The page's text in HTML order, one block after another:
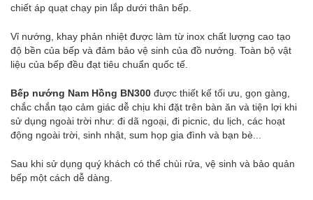
chiết áp quạt chạy pin lắp dưới thân bếp.
Vỉ nướng, khay phản nhiệt được làm từ inox chất lượng cao tạo
độ bền của bếp và đảm bảo vệ sinh của đồ nướng. Toàn bộ vật
liệu của bếp đều đạt tiêu chuẩn quốc tế.
Bếp nướng Nam Hồng BN300 được thiết kế tối ưu, gọn gàng,
chắc chắn tạo cảm giác dễ chịu khi đặt trên bàn ăn và tiện lợi khi
sử dụng ngoài trời như: đi dã ngoại, đi picnic, du lịch, các hoạt
động ngoài trời, sinh nhật, sum họp gia đình và bạn bè...
Sau khi sử dụng quý khách có thể chùi rửa, vệ sinh và bảo quản
bếp một cách dễ dàng.